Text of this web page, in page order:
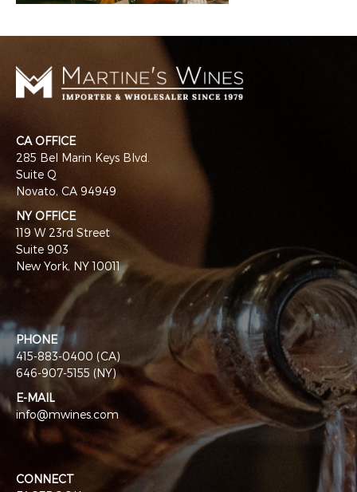
CA OFFICE
285 Bel Marin Keys Blvd.
Suite Q
Novato, CA 94949
NY OFFICE
119 W 23rd Street
Suite 903
New York, NY 10011
PHONE
415-883-0400 (CA)
646-907-5155 (NY)
E-MAIL
info@mwines.com
CONNECT